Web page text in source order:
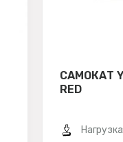
САМОКАТ
RED